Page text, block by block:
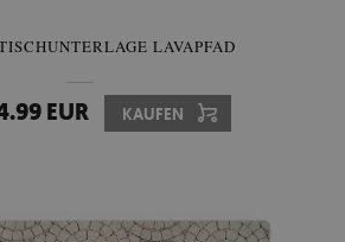
LAVAPFAD
EUR KAUFEN